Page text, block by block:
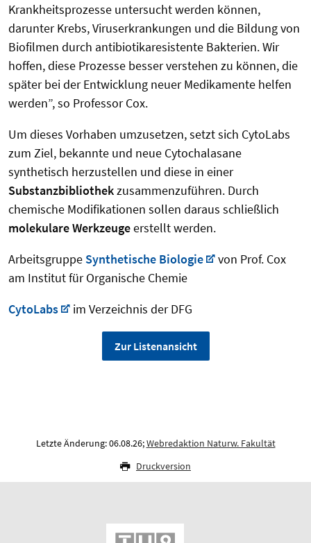
Krankheitsprozesse untersucht werden können,
darunter Krebs, Viruserkrankungen und die Bildung von
Biofilmen durch antibiotikaresistente Bakterien. Wir
hoffen, diese Prozesse besser verstehen zu können, die
später bei der Entwicklung neuer Medikamente helfen
werden”, so Professor Cox.
Um dieses Vorhaben umzusetzen, setzt sich CytoLabs
zum Ziel, bekannte und neue Cytochalasane
synthetisch herzustellen und diese in einer
Substanzbibliothekzusammenzuführen. Durch
chemische Modifikationen sollen daraus schließlich
molekulare Werkzeugeerstellt werden.
Arbeitsgruppe Synthetische Biologie
von Prof. Cox
am Institut für Organische Chemie
CytoLabs
im Verzeichnis der DFG
Zur Listenansicht
Letzte Änderung: 06.08.26;Webredaktion Naturw. Fakultät
Druckversion